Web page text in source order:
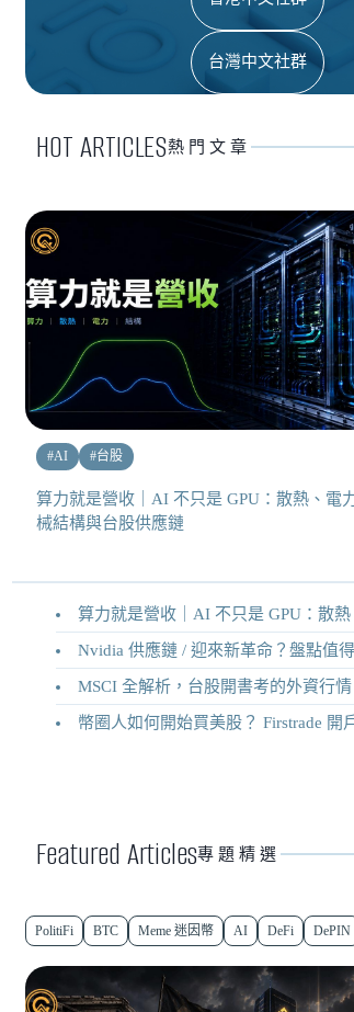
台灣中文社群
HOT ARTICLES熱門文章
#AI #台股
算力就是營收｜AI 不只是 GPU：散熱、電
械結構與台股供應鏈
算力就是營收｜AI 不只是 GPU：散熱、電力、機械結構
Nvidia 供應鏈 / 迎來新革命？盤點值得關注的二十家
MSCI 全解析，台股開書考的外資行情，下次調整你準
幣圈人如何開始買美股？ Firstrade 開戶、美股交易機
Featured Articles專題精選
PolitiFi BTC Meme 迷因幣 AI DeFi DePIN